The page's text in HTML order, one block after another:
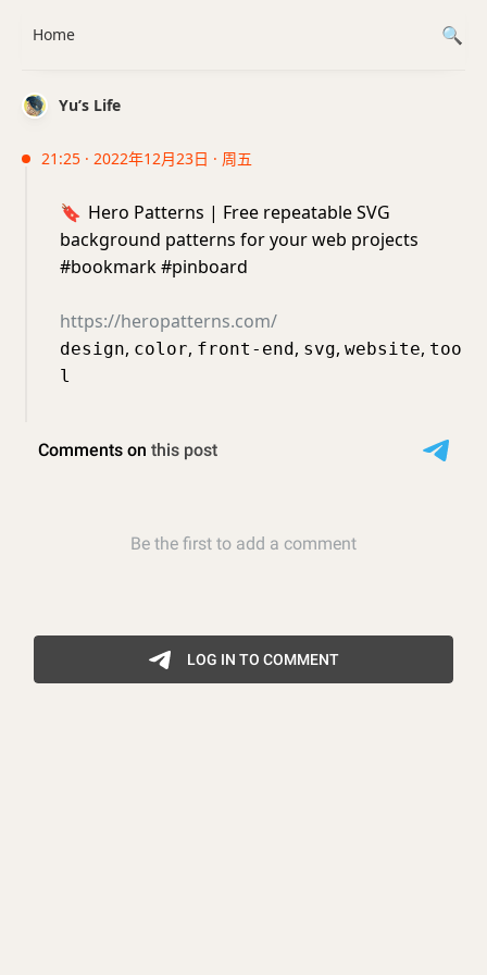
Yu’s Life
21:25 · 2022年12月23日 · 周五
🔖 Hero Patterns | Free repeatable SVG
background patterns for your web projects
#bookmark #pinboard
https://heropatterns.com/
design, color, front-end, svg, website, too
l
Home